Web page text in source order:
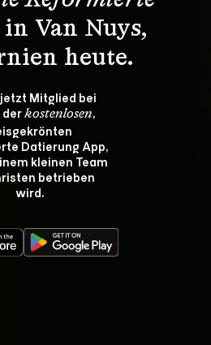
in Van Nuys,
heute.
Mitglied bei
der kostenlosen,
Datierung App,
kleinen Team
betrieben
wird.